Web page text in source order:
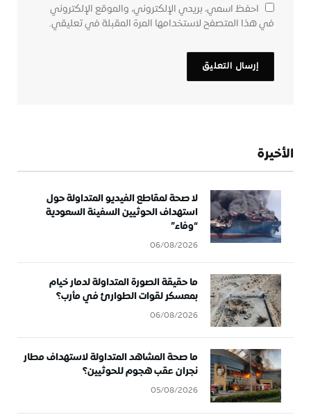
احفظ اسمي، بريدي الإلكتروني، والموقع الإلكتروني
في هذا المتصفح لاستخدامها المرة المقبلة في تعليقي.
الأخيرة
لا صحة لمقاطع الفيديو المتداولة حول
استهداف الحوثيين السفينة السعودية
“وفاء”
06/08/2026
ما حقيقة الصورة المتداولة لدمار خيام
بمعسكر لقوات الطوارئ في مأرب؟
06/08/2026
ما صحة المشاهد المتداولة لاستهداف مطار
نجران عقب هجوم للحوثيين؟
05/08/2026